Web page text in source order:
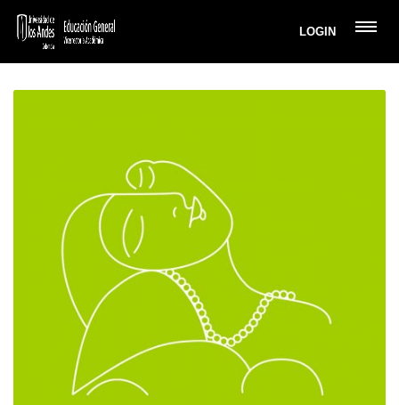
LOGIN